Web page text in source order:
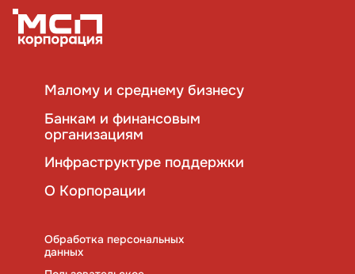
Малому и среднему бизнесу
Банкам и финансовым
организациям
Инфраструктуре поддержки
О Корпорации
Обработка персональных
данных